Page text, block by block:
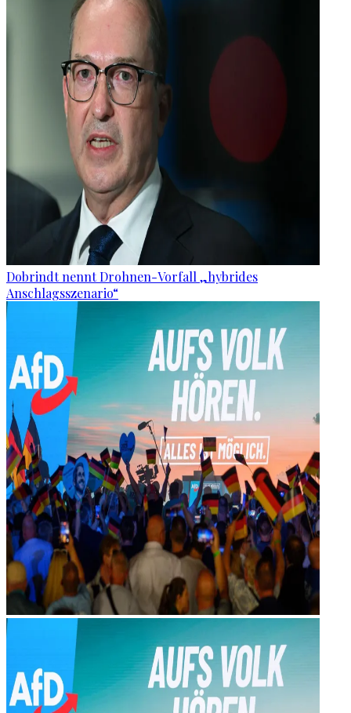
Dobrindt nennt Drohnen-Vorfall „hybrides
Anschlagsszenario“